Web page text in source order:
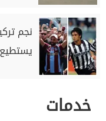
نجم
يستطيع
خدمات